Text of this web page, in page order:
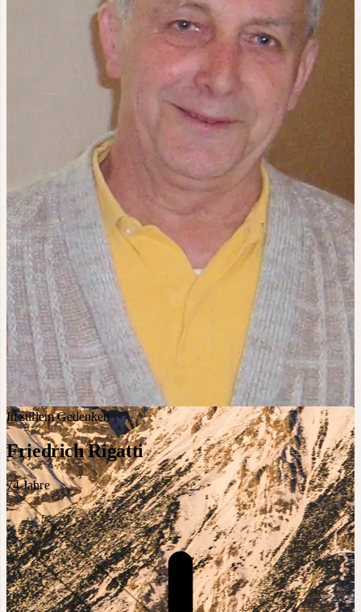
In stillem Gedenken
Friedrich Rigatti
74Jahre